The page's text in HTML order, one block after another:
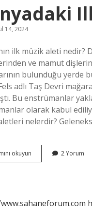
14, 2024
ilk müzik aleti nedir?
ve mamut
bulunduğu yerde
adlı Taş Devri
Bu enstrümanlar
olarak kabul
nelerdir?
okuyun Dünyadaki
Ilk
2 Yorum